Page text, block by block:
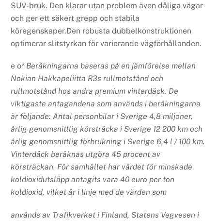
SUV-bruk. Den klarar utan problem även dåliga vägar
och ger ett säkert grepp och stabila
köregenskaper.Den robusta dubbelkonstruktionen
optimerar slitstyrkan för varierande vägförhållanden.
e o* Beräkningarna baseras på en jämförelse mellan
Nokian Hakkapeliitta R3s rullmotstånd och
rullmotstånd hos andra premium vinterdäck. De
viktigaste antagandena som används i beräkningarna
är följande: Antal personbilar i Sverige 4,8 miljoner,
årlig genomsnittlig körsträcka i Sverige 12 200 km och
årlig genomsnittlig förbrukning i Sverige 6,4 l / 100 km.
Vinterdäck beräknas utgöra 45 procent av
körsträckan. För samhället har värdet för minskade
koldioxidutsläpp antagits vara 40 euro per ton
koldioxid, vilket är i linje med de värden som
används av Trafikverket i Finland, Statens Vegvesen i